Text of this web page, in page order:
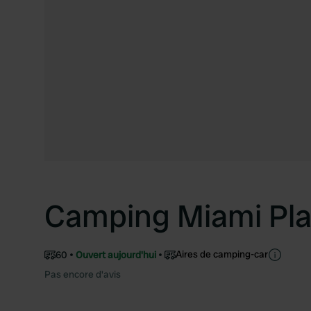
Camping Miami
60 Ouvert aujourd'hui
Aires de camping-car
Pas encore d'avis